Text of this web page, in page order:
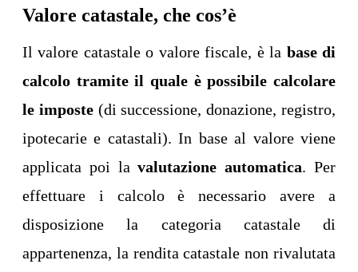
Valore catastale, che cos’è
Il valore catastale o valore fiscale, è la base di
calcolo tramite il quale è possibile calcolare
le imposte(di successione, donazione, registro,
ipotecarie e catastali). In base al valore viene
applicata poi lavalutazione automatica. Per
effettuare i calcolo è necessario avere a
disposizione la categoria catastale di
appartenenza, la rendita catastale non rivalutata